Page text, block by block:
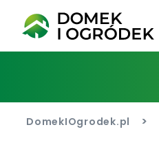
DomekIOgrodek.pl >